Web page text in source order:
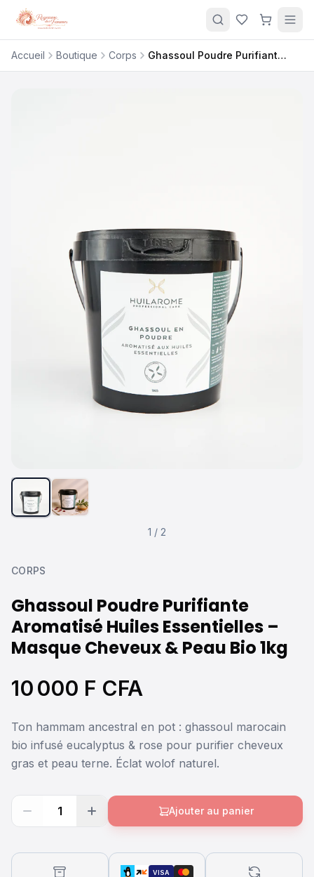
Accueil Boutique Corps Ghassoul Poudre Purifiante Aromatisé Huiles Essentielles – Masque Cheveux & Peau Bio 1kg
1 / 2
CORPS
Ghassoul Poudre Purifiante
Aromatisé Huiles Essentielles –
Masque Cheveux & Peau Bio 1kg
10 000 F CFA
Ton hammam ancestral en pot : ghassoul marocain
bio infusé eucalyptus & rose pour purifier cheveux
gras et peau terne. Éclat wolof naturel.
1 Ajouter au panier
VISA